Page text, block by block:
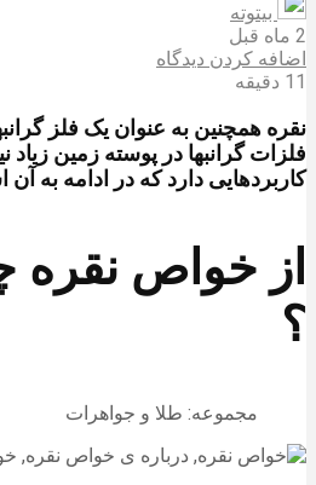
بیتوته
2 ماه قبل
اضافه کردن دیدگاه
11 دقیقه
نقره همچنین به عنوان یک فلز
فلزات گرانبها در پوسته زمین
کاربردهایی دارد که در ادامه به آن
از خواص نقره
؟
مجموعه: طلا و جواهرات